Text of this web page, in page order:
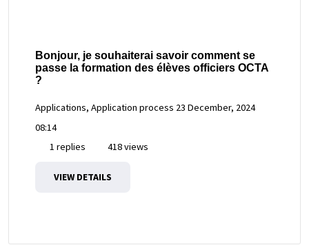
Bonjour, je souhaiterai savoir comment se
passe la formation des élèves officiers OCTA
?
Applications, Application process 23 December, 2024
08:14
1 replies
418 views
VIEW DETAILS